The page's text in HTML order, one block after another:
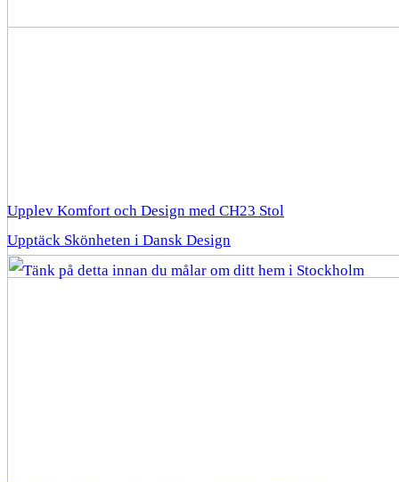
Upplev Komfort och Design med CH23 Stol
Upptäck Skönheten i Dansk Design